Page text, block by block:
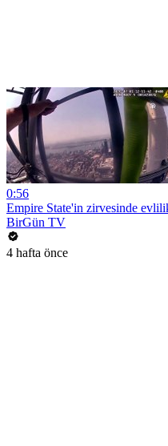
0:56
Empire State'in zirvesinde
BirGün TV
4 hafta önce